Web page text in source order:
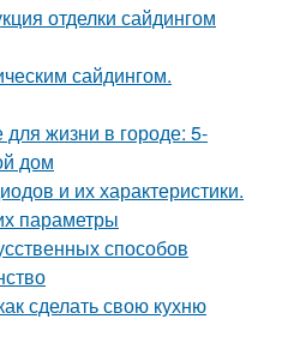
отделки сайдингом
сайдингом.
жизни в городе: 5-
дом
и их характеристики.
параметры
способов
сделать свою кухню